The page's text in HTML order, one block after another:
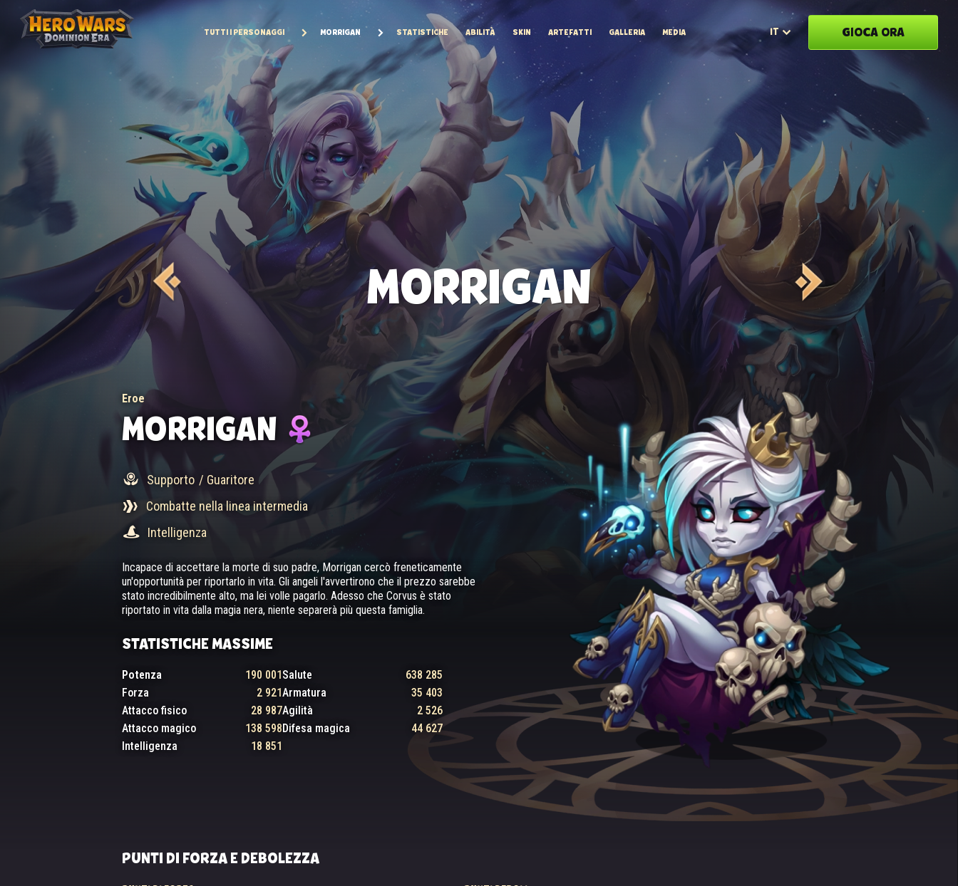
TUTTI I PERSONAGGI MORRIGAN STATISTICHE ABILITÀ SKIN ARTEFATTI GALLERIA MEDIA IT GIOCA ORA
MORRIGAN
Eroe
MORRIGAN
Supporto / Guaritore
Combatte nella linea intermedia
Intelligenza
Incapace di accettare la morte di suo padre, Morrigan cercò freneticamente
un'opportunità per riportarlo in vita. Gli angeli l'avvertirono che il prezzo sarebbe
stato incredibilmente alto, ma lei volle pagarlo. Adesso che Corvus è stato
riportato in vita dalla magia nera, niente separerà più questa famiglia.
STATISTICHE MASSIME
Potenza 190 001Salute
638 285
Forza
2 921Armatura
35 403
Attacco fisico
28 987Agilità
2 526
Attacco magico
138 598Difesa magica
44 627
Intelligenza
18 851
PUNTI DI FORZA E DEBOLEZZA